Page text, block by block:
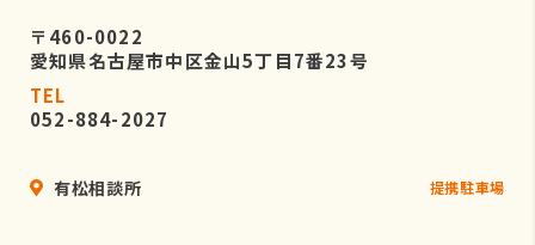
〒460-0022
愛知県名古屋市中区金山5丁目7番23号
TEL
052-884-2027
有松相談所 提携駐車場